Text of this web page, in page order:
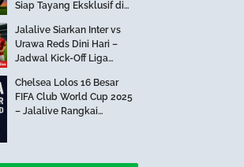
Siap Tayang Eksklusif di
Jalalive Siarkan Inter vs
Urawa Reds Dini Hari –
Jadwal Kick-Off Liga
Chelsea Lolos 16 Besar
FIFA Club World Cup 2025
– Jalalive Rangkai